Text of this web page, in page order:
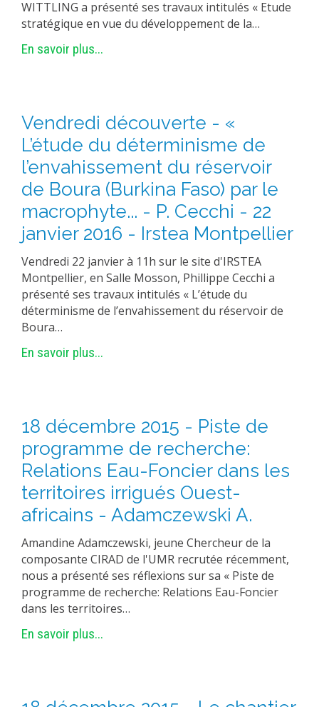
WITTLING a présenté ses travaux intitulés « Etude
stratégique en vue du développement de la…
En savoir plus...
Vendredi découverte - «
L’étude du déterminisme de
l’envahissement du réservoir
de Boura (Burkina Faso) par le
macrophyte... - P. Cecchi - 22
janvier 2016 - Irstea Montpellier
Vendredi 22 janvier à 11h sur le site d'IRSTEA
Montpellier, en Salle Mosson, Phillippe Cecchi a
présenté ses travaux intitulés « L’étude du
déterminisme de l’envahissement du réservoir de
Boura…
En savoir plus...
18 décembre 2015 - Piste de
programme de recherche:
Relations Eau-Foncier dans les
territoires irrigués Ouest-
africains - Adamczewski A.
Amandine Adamczewski, jeune Chercheur de la
composante CIRAD de l'UMR recrutée récemment,
nous a présenté ses réflexions sur sa « Piste de
programme de recherche: Relations Eau-Foncier
dans les territoires…
En savoir plus...